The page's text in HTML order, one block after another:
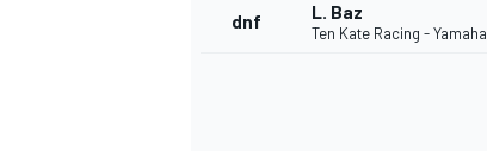
dnf L. Baz
Ten Kate Racing - Yamaha